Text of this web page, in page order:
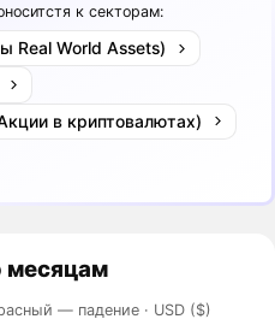
к секторам:
Real World Assets)
в криптовалютах)
месяцам
— падение · USD ($)